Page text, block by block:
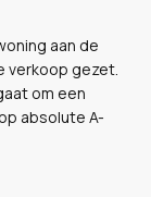
aan de
verkoop gezet.
om een
absolute A-